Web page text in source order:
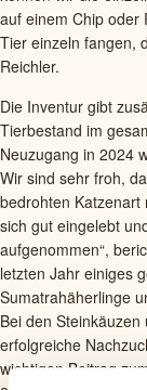
auf einem Chip oder
Tier einzeln fangen,
Reichler.
Die Inventur gibt
Tierbestand im
Neuzugang in 2024
Wir sind sehr froh,
bedrohten Katzenart
sich gut eingelebt
aufgenommen“,
letzten Jahr einiges
Sumatrahäherlinge
Bei den
erfolgreiche
wichtigen Beitrag